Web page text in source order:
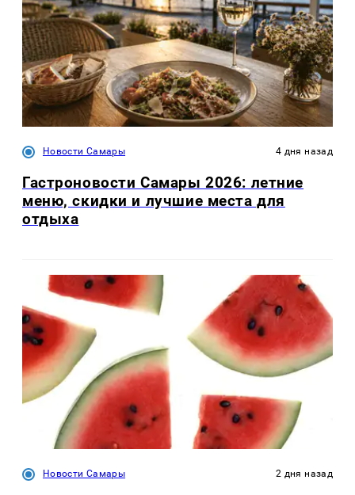
Новости Самары 4 дня назад
Гастроновости Самары 2026: летние
меню, скидки и лучшие места для
отдыха
Новости Самары 2 дня назад